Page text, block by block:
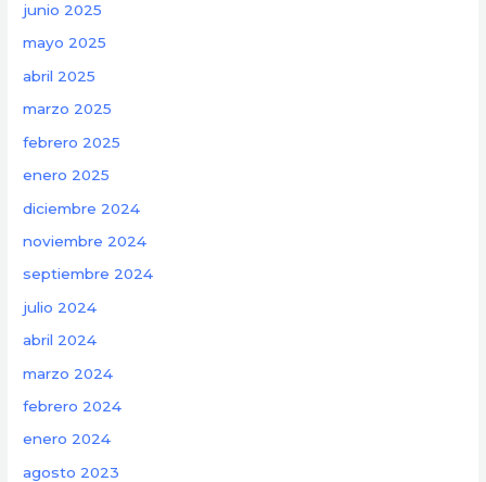
junio 2025
mayo 2025
abril 2025
marzo 2025
febrero 2025
enero 2025
diciembre 2024
noviembre 2024
septiembre 2024
julio 2024
abril 2024
marzo 2024
febrero 2024
enero 2024
agosto 2023